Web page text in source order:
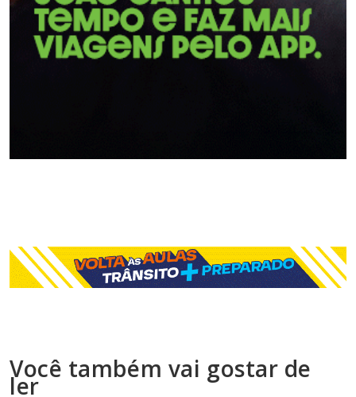
Você também vai gostar de
ler